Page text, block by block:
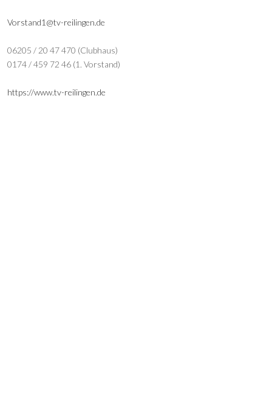
Vorstand1@tv-reilingen.de
06205 / 20 47 470 (Clubhaus)
0174 / 459 72 46 (1. Vorstand)
https://www.tv-reilingen.de